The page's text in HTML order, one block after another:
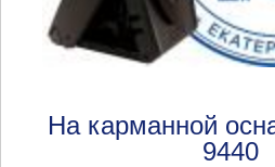
На карманной
9440